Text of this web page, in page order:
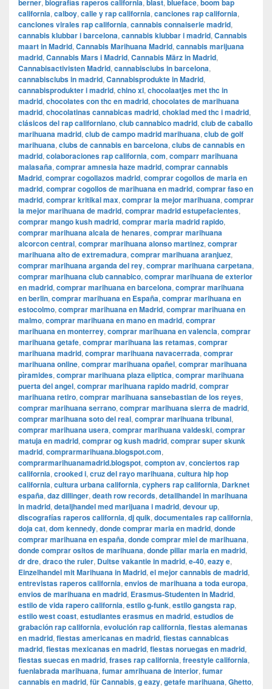
berner, biografías raperos california, blast, blueface, boom bap
california, calboy, calle y rap california, canciones rap california,
canciones virales rap california, cannabis connaiserie madrid,
cannabis klubbar i barcelona, cannabis klubbar i madrid, Cannabis
maart in Madrid, Cannabis Marihuana Madrid, cannabis marijuana
madrid, Cannabis Mars i Madrid, Cannabis März in Madrid,
Cannabisactivisten Madrid, cannabisclubs in barcelona,
cannabisclubs in madrid, Cannabisprodukte in Madrid,
cannabisprodukter i madrid, chino xl, chocolaatjes met thc in
madrid, chocolates con thc en madrid, chocolates de marihuana
madrid, chocolatinas cannabicas madrid, choklad med thc i madrid,
clásicos del rap californiano, club cannabico madrid, club de caballo
marihuana madrid, club de campo madrid marihuana, club de golf
marihuana, clubs de cannabis en barcelona, clubs de cannabis en
madrid, colaboraciones rap california, com, comparr marihuana
malasaña, comprar amnesia haze madrid, comprar cannabis
Madrid, comprar cogollazos madrid, comprar cogollos de maria en
madrid, comprar cogollos de marihuana en madrid, comprar faso en
madrid, comprar kritikal max, comprar la mejor marihuana, comprar
la mejor marihuana de madrid, comprar madrid estupefacientes,
comprar mango kush madrid, comprar maria madrid rapido,
comprar marihuana alcala de henares, comprar marihuana
alcorcon central, comprar marihuana alonso martinez, comprar
marihuana alto de extremadura, comprar marihuana aranjuez,
comprar marihuana arganda del rey, comprar marihuana carpetana,
comprar marihuana club cannabico, comprar marihuana de exterior
en madrid, comprar marihuana en barcelona, comprar marihuana
en berlin, comprar marihuana en España, comprar marihuana en
estocolmo, comprar marihuana en Madrid, comprar marihuana en
malmo, comprar marihuana en mano en madrid, comprar
marihuana en monterrey, comprar marihuana en valencia, comprar
marihuana getafe, comprar marihuana las retamas, comprar
marihuana madrid, comprar marihuana navacerrada, comprar
marihuana online, comprar marihuana opañel, comprar marihuana
pìramides, comprar marihuana plaza eliptica, comprar marihuana
puerta del angel, comprar marihuana rapido madrid, comprar
marihuana retiro, comprar marihuana sansebastian de los reyes,
comprar marihuana serrano, comprar marihuana sierra de madrid,
comprar marihuana soto del real, comprar marihuana tribunal,
comprar marihuana usera, comprar marihuana valdeski, comprar
matuja en madrid, comprar og kush madrid, comprar super skunk
madrid, comprarmarihuana.blogspot.com,
comprarmarihuanamadrid.blogspot, compton av, conciertos rap
california, crooked i, cruz del rayo marihuana, cultura hip hop
california, cultura urbana california, cyphers rap california, Darknet
españa, daz dillinger, death row records, detailhandel in marihuana
in madrid, detaljhandel med marijuana i madrid, devour up,
discografías raperos california, dj quik, documentales rap california,
doja cat, dom kennedy, donde comprar maria en madrid, donde
comprar marihuana en españa, donde comprar miel de marihuana,
donde comprar ositos de marihuana, donde pillar maria en madrid,
dr dre, draco the ruler, Duitse vakantie in madrid, e-40, eazy e,
Einzelhandel mit Marihuana in Madrid, el mejor cannabis de madrid,
entrevistas raperos california, envios de marihuana a toda europa,
envios de marihuana en madrid, Erasmus-Studenten in Madrid,
estilo de vida rapero california, estilo g-funk, estilo gangsta rap,
estilo west coast, estudiantes erasmus en madrid, estudios de
grabación rap california, evolución rap california, fiestas alemanas
en madrid, fiestas americanas en madrid, fiestas cannabicas
madrid, fiestas mexicanas en madrid, fiestas noruegas en madrid,
fiestas suecas en madrid, frases rap california, freestyle california,
fuenlabrada marihuana, fumar amrihuana de interior, fumar
cannabis en madrid, für Cannabis, g eazy, getafe marihuana, Ghetto,